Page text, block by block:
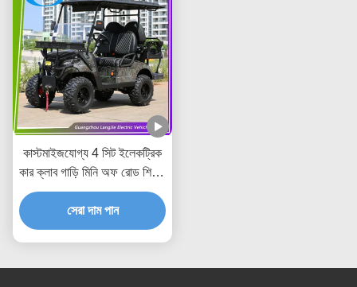
কাস্টমাইজযোগ্য 4 সিট ইলেকট্রিক
কার ক্লাব গাড়ি মিনি অফ রোড শিকার
ইলেকট্রিক গল্ফ কার্ট সিই
সেরা দাম পান